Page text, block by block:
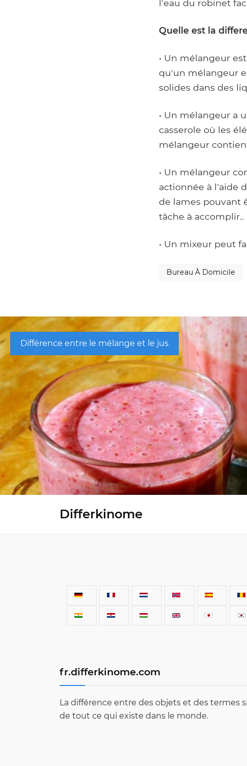
l'eau du robinet
Quelle est la
• Un mélangeur
qu'un mélangeur
solides dans des
• Un mélangeur a
casserole où les
mélangeur
• Un mélangeur
actionnée à l'aide
de lames pouvant
tâche à accomplir..
• Un mixeur peut
Bureau À Domicile
Différence entre le mélange et le jus
Differkinome
fr.differkinome.com
La différence entre des objets et des termes
de tout ce qui existe dans le monde.